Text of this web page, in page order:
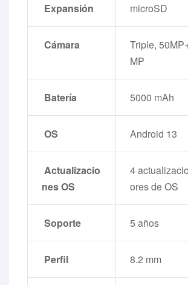
Expansión microSD
Cámara
Triple,
MP
Batería 5000 mAh
OS Android 13
Actualizacio
nes OS
4
ores de OS
Soporte 5 años
Perfil 8.2 mm